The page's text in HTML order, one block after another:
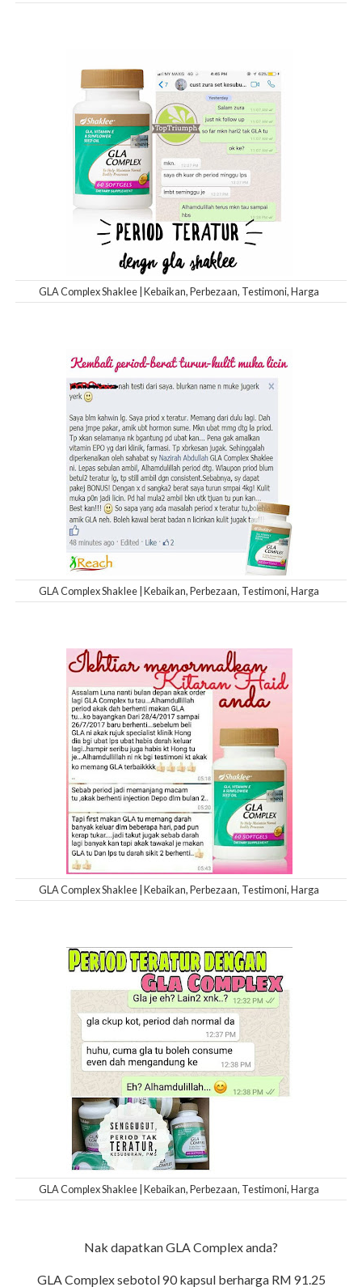
GLA Complex Shaklee | Kebaikan, Perbezaan, Testimoni, Harga
GLA Complex Shaklee | Kebaikan, Perbezaan, Testimoni, Harga
GLA Complex Shaklee | Kebaikan, Perbezaan, Testimoni, Harga
GLA Complex Shaklee | Kebaikan, Perbezaan, Testimoni, Harga
Nak dapatkan GLA Complex anda?
GLA Complex sebotol 90 kapsul berharga RM 91.25